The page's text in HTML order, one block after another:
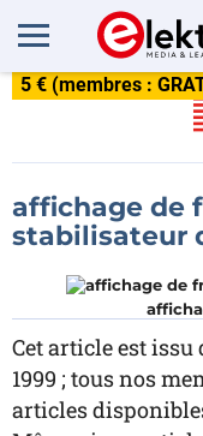
5 € (membres :
affichage de
stabilisateur
Cet article est issu
1999 ; tous nos
articles